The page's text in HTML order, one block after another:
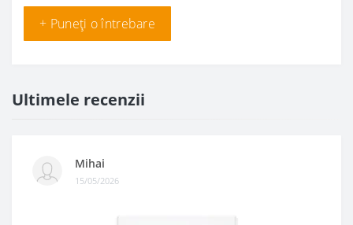
+ Puneți o întrebare
Ultimele recenzii
Mihai
15/05/2026